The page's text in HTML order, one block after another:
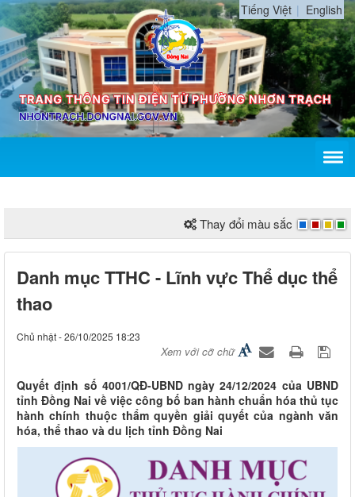
Tiếng Việt English
Thay đổi màu sắc
Danh mục TTHC - Lĩnh vực Thể dục thể
thao
Chủ nhật - 26/10/2025 18:23
Xem với cỡ chữ
Quyết định số 4001/QĐ-UBND ngày 24/12/2024 của UBND
tỉnh Đồng Nai về việc công bố ban hành chuẩn hóa thủ tục
hành chính thuộc thẩm quyền giải quyết của ngành văn
hóa, thể thao và du lịch tỉnh Đồng Nai